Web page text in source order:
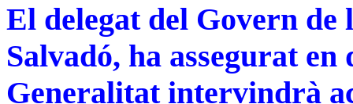
El delegat del Govern
Salvadó, ha assegurat
Generalitat intervindrà